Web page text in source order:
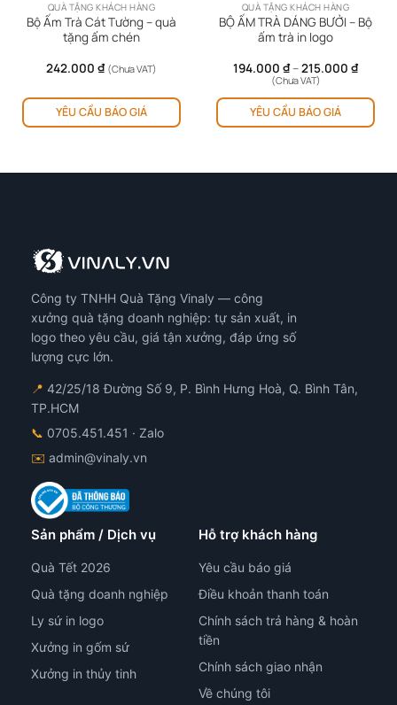
QUÀ TẶNG KHÁCH HÀNG
Bộ Ấm Trà Cát Tường – quà
tặng ấm chén
242.000 ₫ (Chưa VAT)
YÊU CẦU BÁO GIÁ
QUÀ TẶNG KHÁCH HÀNG
BỘ ẤM TRÀ DÁNG BƯỞI – Bộ
ấm trà in logo
194.000 ₫ –215.000 ₫
(Chưa VAT)
YÊU CẦU BÁO GIÁ
Công ty TNHH Quà Tặng Vinaly — công
xưởng quà tặng doanh nghiệp: tự sản xuất, in
logo theo yêu cầu, giá tận xưởng, đáp ứng số
lượng cực lớn.
📍 42/25/18 Đường Số 9, P. Bình Hưng Hoà, Q. Bình Tân,
TP.HCM
📞 0705.451.451 · Zalo
✉️ admin@vinaly.vn
Sản phẩm / Dịch vụ
Quà Tết 2026
Quà tặng doanh nghiệp
Ly sứ in logo
Xưởng in gốm sứ
Xưởng in thủy tinh
Hỗ trợ khách hàng
Yêu cầu báo giá
Điều khoản thanh toán
Chính sách trả hàng & hoàn
tiền
Chính sách giao nhận
Về chúng tôi